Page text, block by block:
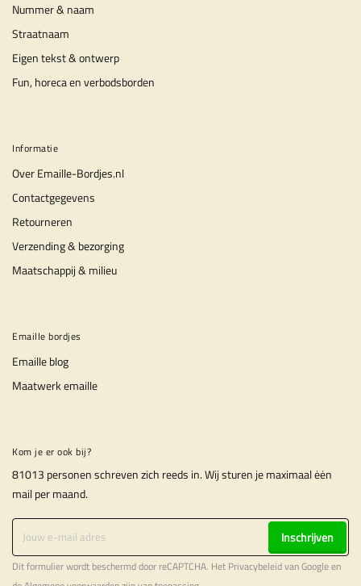
Nummer & naam
Straatnaam
Eigen tekst & ontwerp
Fun, horeca en verbodsborden
Informatie
Over Emaille-Bordjes.nl
Contactgegevens
Retourneren
Verzending & bezorging
Maatschappij & milieu
Emaille bordjes
Emaille blog
Maatwerk emaille
Kom je er ook bij?
81013 personen schreven zich reeds in. Wij sturen je maximaal ėėn
mail per maand.
Inschrijven
Dit formulier wordt beschermd door reCAPTCHA. Het Privacybeleidvan Google en